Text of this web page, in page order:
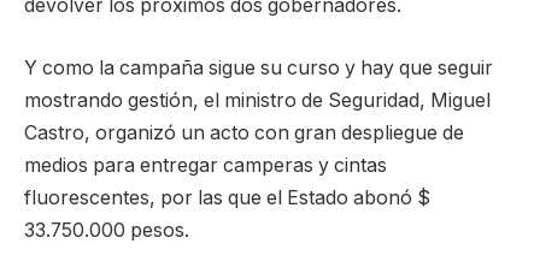
devolver los próximos dos gobernadores.
Y como la campaña sigue su curso y hay que seguir
mostrando gestión, el ministro de Seguridad, Miguel
Castro, organizó un acto con gran despliegue de
medios para entregar camperas y cintas
fluorescentes, por las que el Estado abonó $
33.750.000 pesos.